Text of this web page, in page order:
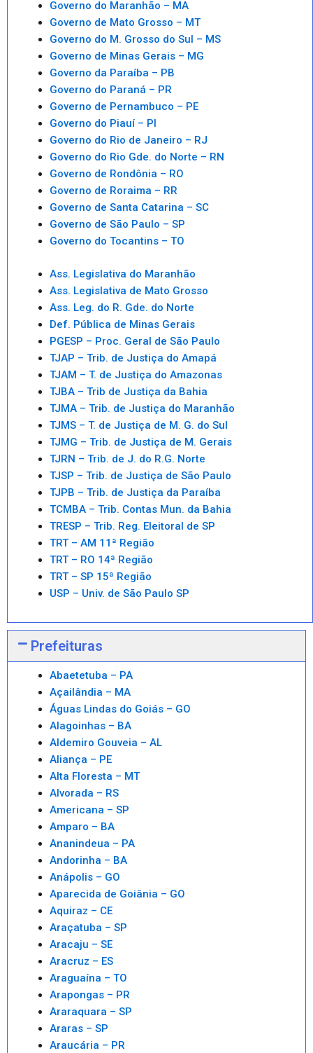
Governo do Maranhão – MA
Governo de Mato Grosso – MT
Governo do M. Grosso do Sul – MS
Governo de Minas Gerais – MG
Governo da Paraíba – PB
Governo do Paraná – PR
Governo de Pernambuco – PE
Governo do Piauí – PI
Governo do Rio de Janeiro – RJ
Governo do Rio Gde. do Norte – RN
Governo de Rondônia – RO
Governo de Roraima – RR
Governo de Santa Catarina – SC
Governo de São Paulo – SP
Governo do Tocantins – TO
Ass. Legislativa do Maranhão
Ass. Legislativa de Mato Grosso
Ass. Leg. do R. Gde. do Norte
Def. Pública de Minas Gerais
PGESP – Proc. Geral de São Paulo
TJAP – Trib. de Justiça do Amapá
TJAM – T. de Justiça do Amazonas
TJBA – Trib de Justiça da Bahia
TJMA – Trib. de Justiça do Maranhão
TJMS – T. de Justiça de M. G. do Sul
TJMG – Trib. de Justiça de M. Gerais
TJRN – Trib. de J. do R.G. Norte
TJSP – Trib. de Justiça de São Paulo
TJPB – Trib. de Justiça da Paraíba
TCMBA – Trib. Contas Mun. da Bahia
TRESP – Trib. Reg. Eleitoral de SP
TRT – AM 11ª Região
TRT – RO 14ª Região
TRT – SP 15ª Região
USP – Univ. de São Paulo SP
Prefeituras
Abaetetuba – PA
Açailândia – MA
Águas Lindas do Goiás – GO
Alagoinhas – BA
Aldemiro Gouveia – AL
Aliança – PE
Alta Floresta – MT
Alvorada – RS
Americana – SP
Amparo – BA
Ananindeua – PA
Andorinha – BA
Anápolis – GO
Aparecida de Goiânia – GO
Aquiraz – CE
Araçatuba – SP
Aracaju – SE
Aracruz – ES
Araguaína – TO
Arapongas – PR
Araraquara – SP
Araras – SP
Araucária – PR